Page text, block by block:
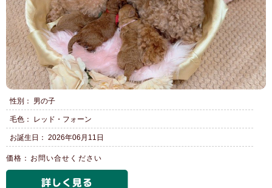
性別： 男の子
毛色： レッド・フォーン
お誕生日： 2026年06月11日
価格：お問い合せください